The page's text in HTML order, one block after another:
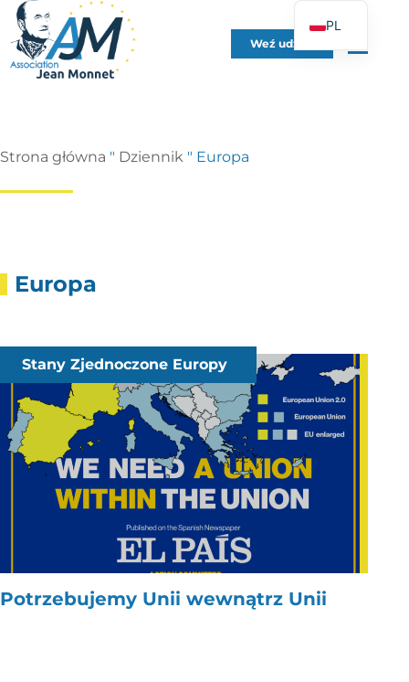
Weź udział
Strona główna " Dziennik " Europa
Europa
Stany Zjednoczone Europy
Potrzebujemy Unii wewnątrz Unii
PL
FR